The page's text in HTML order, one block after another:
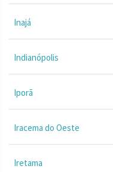
Inajá
Indianópolis
Iporã
Iracema do Oeste
Iretama